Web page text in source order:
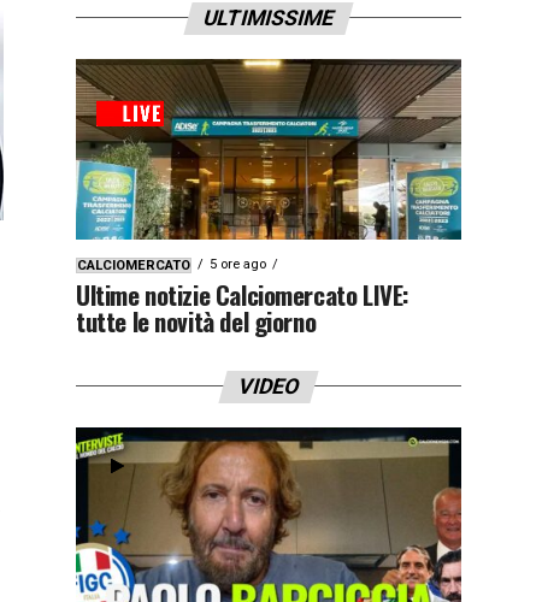
ULTIMISSIME
CALCIOMERCATO 5 ore ago
Ultime notizie Calciomercato LIVE:
tutte le novità del giorno
VIDEO